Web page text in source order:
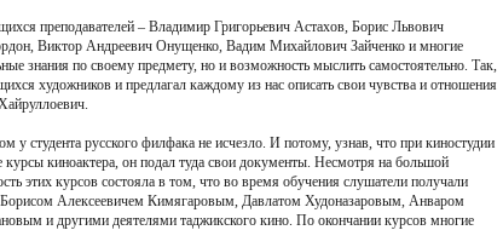
преподавателей – Владимир Григорьевич Астахов, Борис Львович
Виктор Андреевич Онущенко, Вадим Михайлович Зайченко и многие
знания по своему предмету, но и возможность мыслить самостоятельно. Так,
художников и предлагал каждому из нас описать свои чувства и отношения
у студента русского филфака не исчезло. И потому, узнав, что при киностудии
киноактера, он подал туда свои документы. Несмотря на большой
этих курсов состояла в том, что во время обучения слушатели получали
Алексеевичем Кимягаровым, Давлатом Худоназаровым, Анваром
и другими деятелями таджикского кино. По окончании курсов многие